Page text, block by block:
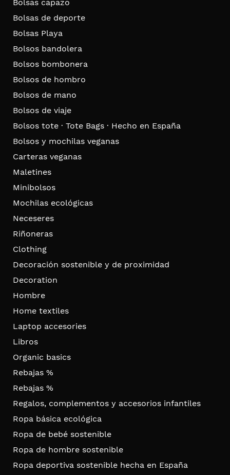
Bolsas capazo
Bolsas de deporte
Bolsas Playa
Bolsos bandolera
Bolsos bombonera
Bolsos de hombro
Bolsos de mano
Bolsos de viaje
Bolsos tote · Tote Bags · Hecho en España
Bolsos y mochilas veganas
Carteras veganas
Maletines
Minibolsos
Mochilas ecológicas
Neceseres
Riñoneras
Clothing
Decoración sostenible y de proximidad
Decoration
Hombre
Home textiles
Laptop accesories
Libros
Organic basics
Rebajas %
Rebajas %
Regalos, complementos y accesorios infantiles
Ropa básica ecológica
Ropa de bebé sostenible
Ropa de hombre sostenible
Ropa deportiva sostenible hecha en España